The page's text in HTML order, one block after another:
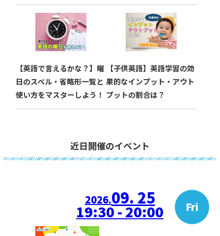
【英語で言えるかな？】曜
日のスペル・省略形一覧と
使い方をマスターしよう！
【子供英語】英語学習の効
果的なインプット・アウト
プットの割合は？
近日開催のイベント
2026.09. 25 Fri
19:30 - 20:00